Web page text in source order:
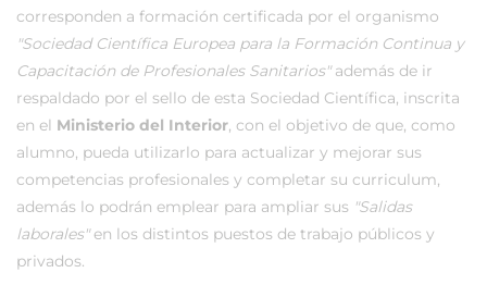
corresponden a formación certificada por el organismo
"Sociedad Científica Europea para la Formación Continua y
Capacitación de Profesionales Sanitarios"además de ir
respaldado por el sello de esta Sociedad Científica, inscrita
en el Ministerio del Interior, con el objetivo de que, como
alumno, pueda utilizarlo para actualizar y mejorar sus
competencias profesionales y completar su curriculum,
además lo podrán emplear para ampliar sus "Salidas
laborales"en los distintos puestos de trabajo públicos y
privados.